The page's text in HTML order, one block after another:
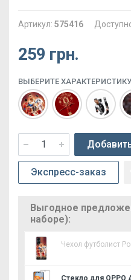
Артикул: 575416
259 грн.
ВЫБЕРИТЕ
Экспресс-заказ
Выгодное
наборе):
Чехол футболист
Стекло для OPPO